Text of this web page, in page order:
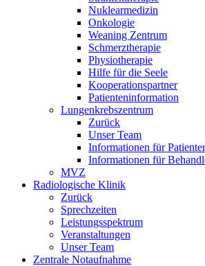
Nuklearmedizin
Onkologie
Weaning Zentrum
Schmerztherapie
Physiotherapie
Hilfe für die Seele
Kooperationspartner
Patienteninformation
Lungenkrebszentrum
Zurück
Unser Team
Informationen für
Informationen für
MVZ
Radiologische Klinik
Zurück
Sprechzeiten
Leistungsspektrum
Veranstaltungen
Unser Team
Zentrale Notaufnahme